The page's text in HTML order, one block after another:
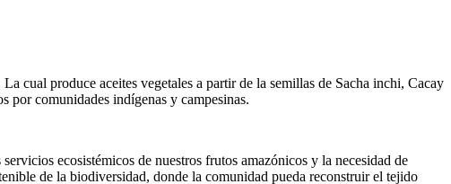
cual produce aceites vegetales a partir de la semillas de Sacha inchi, Cacay
por comunidades indígenas y campesinas.
ecosistémicos de nuestros frutos amazónicos y la necesidad de
de la biodiversidad, donde la comunidad pueda reconstruir el tejido